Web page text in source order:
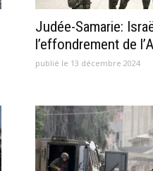
Judée-Samarie:
l’effondrement de
publié le 13 décembre 2024